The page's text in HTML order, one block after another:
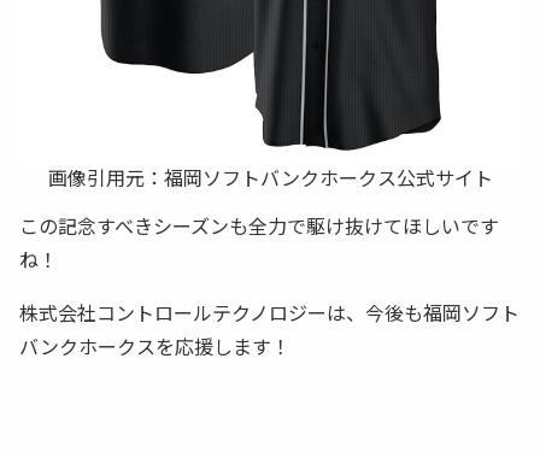
画像引用元： 福岡ソフトバンクホークス公式サイト
この記念すべきシーズンも全力で駆け抜けてほしいです
ね！
株式会社コントロールテクノロジーは、今後も福岡ソフト
バンクホークスを応援します！